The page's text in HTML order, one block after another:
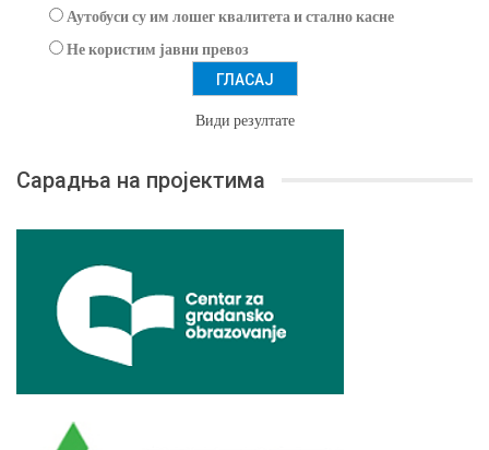
Аутобуси су им лошег квалитета и стално касне
Не користим јавни превоз
Види резултате
Сарадња на пројектима